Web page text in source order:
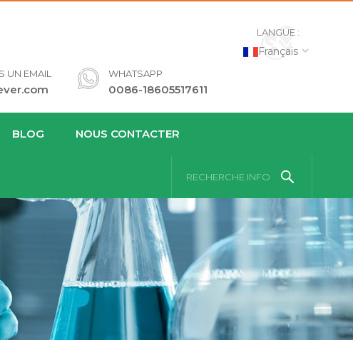
LANGUE :
Français
UN EMAIL WHATSAPP
0086-18605517611
BLOG NOUS CONTACTER
RECHERCHE INFO